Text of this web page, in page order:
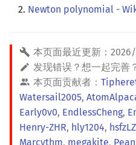
Newton polynomial -
本页面最近更新： 2026/
发现错误？想一起完善
本页面贡献者：
Watersail2005,
Early0v0, EndlessCheng,
Henry-ZHR, hly1204,
Marcythm, megakite,